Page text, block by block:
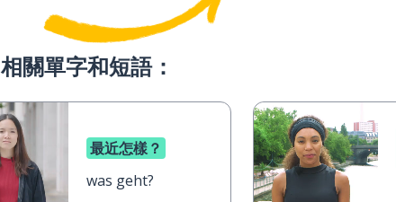
相關單字和短語：
最近怎樣？
was geht?